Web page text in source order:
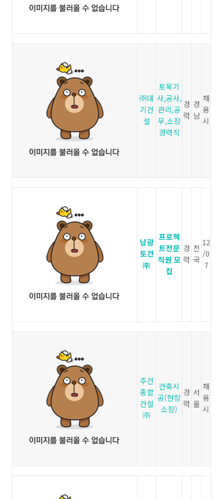
㈜대
기건
설
토목기
사,공사,
관리,공
무,소장
경력직
경
력
경
남
채
용
시
남광
토건
㈜
프로젝
트전문
직원 모
집
경
력
전
국
12
/0
7
주건
종합
건설
㈜
건축시
공(현장
소장)
경
력
서
울
채
용
시